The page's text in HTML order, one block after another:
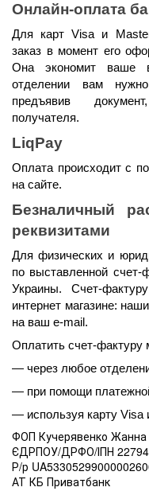
Онлайн-оплата
Для карт Visa и
заказ в момент его
Она экономит ваше
отделении вам
предъявив
получателя.
LiqPay
Оплата происходит с
на сайте.
Безналичный
реквизитами
Для физических и
по выставленной счет-
Украины. Счет-
интернет магазине:
на ваш e-mail.
Оплатить счет-фактуру
— через любое
— при помощи
— используя карту
ФОП Кучерявенко Жанна
ЄДРПОУ/ДРФО/ІПН
Р/р
АТ КБ Приватбанк